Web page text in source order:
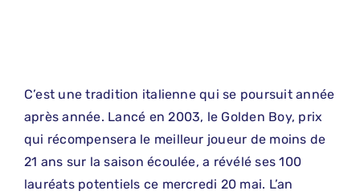
C’est une tradition italienne qui se poursuit année
après année. Lancé en 2003, le Golden Boy, prix
qui récompensera le meilleur joueur de moins de
21 ans sur la saison écoulée, a révélé ses 100
lauréats potentiels ce mercredi 20 mai. L’an